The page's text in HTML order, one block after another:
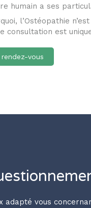
humain a ses
l’Ostéopathie
consultation est
rendez-vous
adapté vous